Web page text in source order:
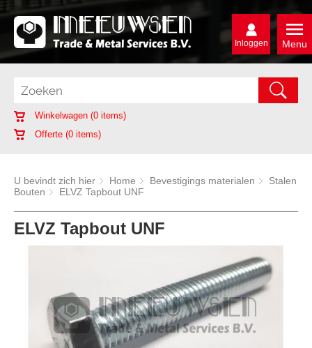
Menu
Inloggen
Winkelwagen (0 items)
Offerte (0 items)
U bevindt zich hier Home Bevestigings materialen
Stalen
Bouten
ELVZ Tapbout UNF
ELVZ Tapbout UNF